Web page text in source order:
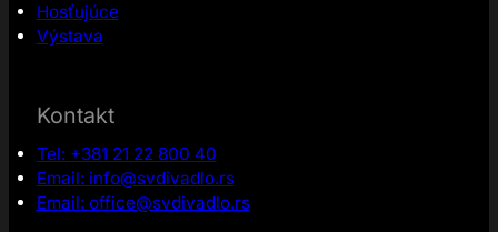
Hosťujúce
Výstava
Kontakt
Tel: +381 21 22 800 40
Email: info@svdivadlo.rs
Email: office@svdivadlo.rs